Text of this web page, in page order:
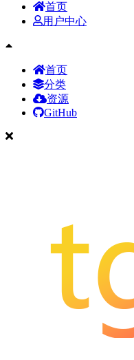
首页
用户中心
首页
分类
资源
GitHub